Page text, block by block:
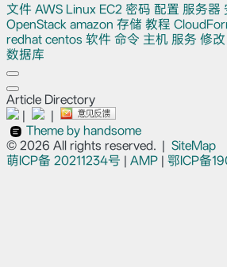
文件 AWS Linux EC2 密码 配置 服务器
OpenStack amazon 存储 教程
redhat centos 软件 命令 主机 服务 修改
数据库
Article Directory
|
|
Theme by handsome
© 2026 All rights reserved. | SiteMap
萌ICP备 20211234号 | AMP | 鄂ICP备